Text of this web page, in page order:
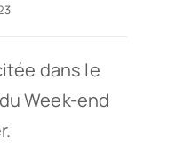
dans le
Week-end